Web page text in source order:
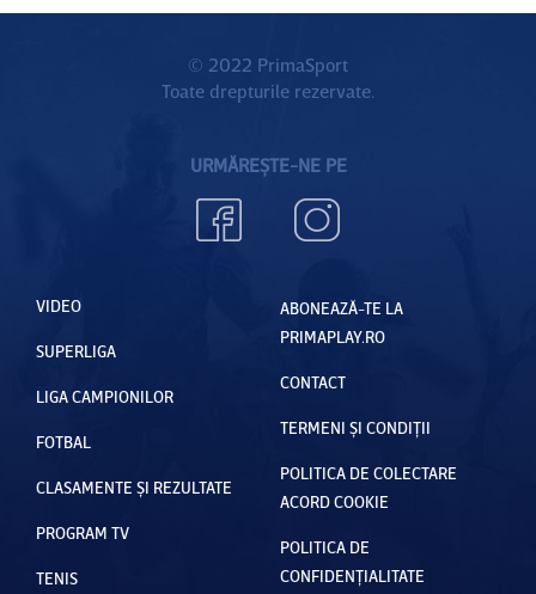
© 2022 PrimaSport
Toate drepturile rezervate.
URMĂREȘTE-NE PE
VIDEO
SUPERLIGA
LIGA CAMPIONILOR
FOTBAL
CLASAMENTE ȘI REZULTATE
PROGRAM TV
TENIS
ABONEAZĂ-TE LA
PRIMAPLAY.RO
CONTACT
TERMENI ȘI CONDIȚII
POLITICA DE COLECTARE
ACORD COOKIE
POLITICA DE
CONFIDENȚIALITATE